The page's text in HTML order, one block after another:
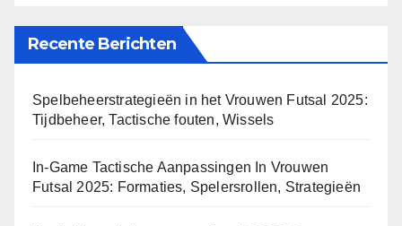
Recente Berichten
Spelbeheerstrategieën in het Vrouwen Futsal 2025:
Tijdbeheer, Tactische fouten, Wissels
In-Game Tactische Aanpassingen In Vrouwen
Futsal 2025: Formaties, Spelersrollen, Strategieën